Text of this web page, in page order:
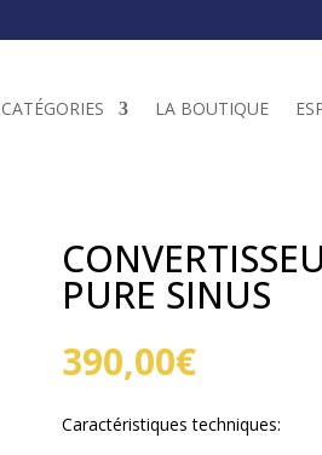
CATÉGORIES LA BOUTIQUE
PURE SINUS
390,00€
Caractéristiques techniques: